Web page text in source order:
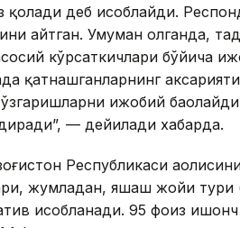
қолади деб ҳисоблайди.
айтган. Умуман олганда,
кўрсаткичлари бўйича
қатнашганларнинг
ўзгаришларни ижобий
— дейилади хабарда.
Республикаси
жумладан, яшаш жойи
ҳисобланади. 95 фоиз